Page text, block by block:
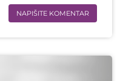
NAPIŠITE KOMENTAR